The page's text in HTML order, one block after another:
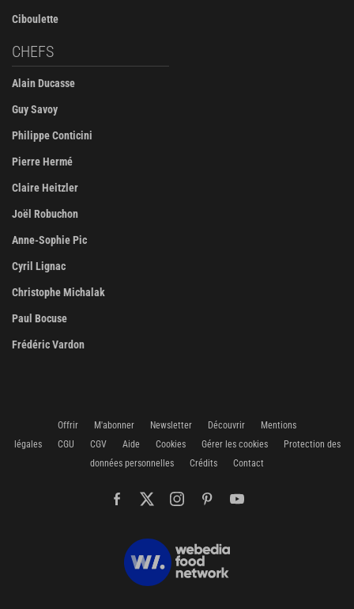
Ciboulette
CHEFS
Alain Ducasse
Guy Savoy
Philippe Conticini
Pierre Hermé
Claire Heitzler
Joël Robuchon
Anne-Sophie Pic
Cyril Lignac
Christophe Michalak
Paul Bocuse
Frédéric Vardon
Offrir M'abonner Newsletter Découvrir
Mentions
légales
CGU CGV Aide Cookies Gérer les cookies
Protection des
données personnelles
Crédits Contact